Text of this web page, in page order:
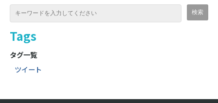
Tags
タグ一覧
ツイート